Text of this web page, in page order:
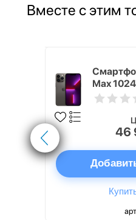
Вместе с этим
Max
46